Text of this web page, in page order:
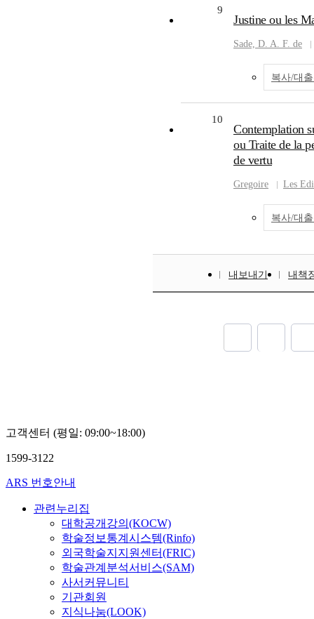
9
Justine ou les
Sade, D. A. F. de
복사/대
10
Contemplation
ou Traite de la
de vertu
Gregoire Les
복사/대
내보내기 내책
고객센터 (평일: 09:00~18:00)
1599-3122
ARS 번호안내
관련누리집
대학공개강의(KOCW)
학술정보통계시스템(Rinfo)
외국학술지지원센터(FRIC)
학술관계분석서비스(SAM)
사서커뮤니티
기관회원
지식나눔(LOOK)